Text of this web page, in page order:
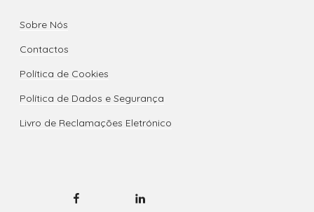
Sobre Nós
Contactos
Política de Cookies
Política de Dados e Segurança
Livro de Reclamações Eletrónico